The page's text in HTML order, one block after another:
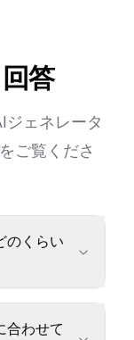
答
ジェネレータ
ご覧くださ
のくらい
合わせて